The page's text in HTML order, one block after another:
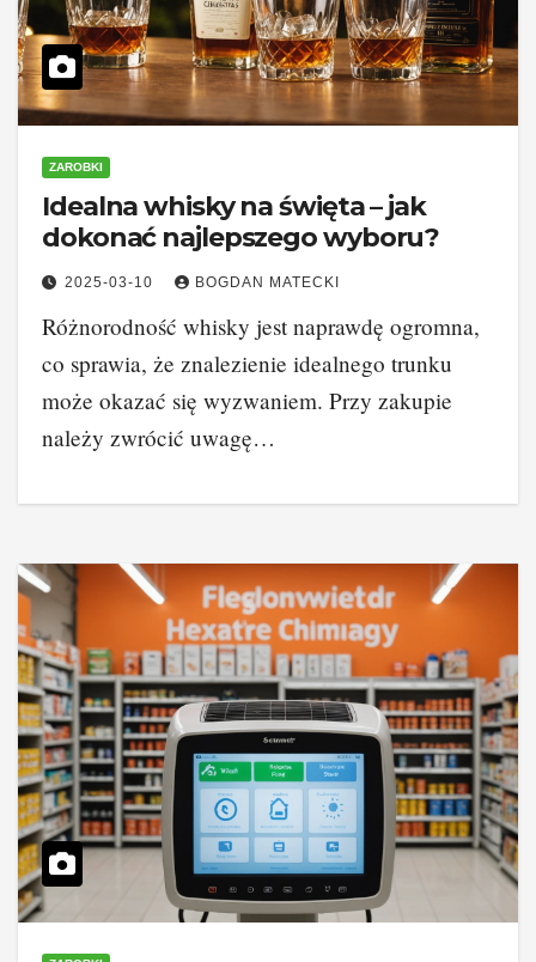
ZAROBKI
Idealna whisky na święta – jak
dokonać najlepszego wyboru?
2025-03-10 BOGDAN MATECKI
Różnorodność whisky jest naprawdę ogromna,
co sprawia, że znalezienie idealnego trunku
może okazać się wyzwaniem. Przy zakupie
należy zwrócić uwagę…